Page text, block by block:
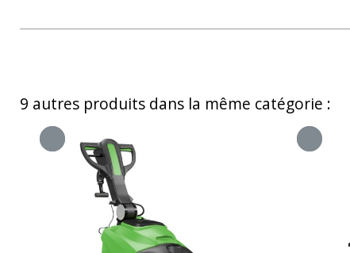
9 autres produits dans la même catégorie :